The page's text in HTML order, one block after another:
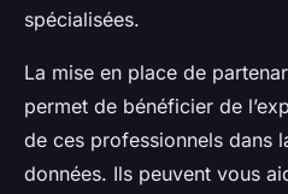
spécialisées.
La mise en place de
permet de bénéficier de
de ces professionnels dans
données. Ils peuvent vous